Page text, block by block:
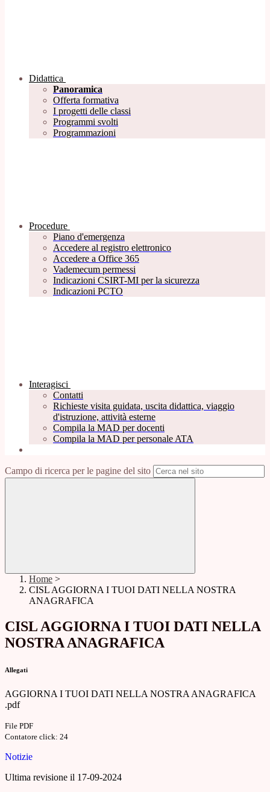
Didattica
Panoramica
Offerta formativa
I progetti delle classi
Programmi svolti
Programmazioni
Procedure
Piano d'emergenza
Accedere al registro elettronico
Accedere a Office 365
Vademecum permessi
Indicazioni CSIRT-MI per la sicurezza
Indicazioni PCTO
Interagisci
Contatti
Richieste visita guidata, uscita didattica, viaggio
d'istruzione, attività esterne
Compila la MAD per docenti
Compila la MAD per personale ATA
Campo di ricerca per le pagine del sito
Home >
CISL AGGIORNA I TUOI DATI NELLA NOSTRA
ANAGRAFICA
CISL AGGIORNA I TUOI DATI NELLA
NOSTRA ANAGRAFICA
Allegati
AGGIORNA I TUOI DATI NELLA NOSTRA ANAGRAFICA
.pdf
File PDF
Contatore click: 24
Notizie
Ultima revisione il 17-09-2024